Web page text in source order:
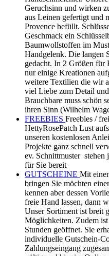
Geruchsinn und wirken
aus Leinen gefertigt und
Provence befüllt.
Geschmack ein
Baumwollstoffen im
Handgelenk. Die langen
gedacht. In 2 Größen für
nur einige Kreationen
weitere Textilien die wir
viel Liebe zum Detail
Brauchbare muss schön
ihren Sinn (Wilhelm
FREEBIES Freebies /
HettyRosePatch Lust
unseren kostenlosen
Projekte ganz schnell
ev. Schnittmuster stehen
für Sie bereit
GUTSCHEINE Mit
bringen Sie möchten
kennen aber dessen
freie Hand lassen, dann
Unser Sortiment ist breit
Möglichkeiten. Zudem
Stunden geöffnet. Sie
individuelle Gutschein-
Zahlungseingang